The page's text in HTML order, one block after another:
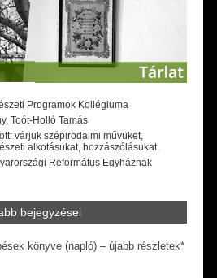
Programok Kollégiuma
Toót-Holló Tamás
várjuk szépirodalmi művüket,
alkotásukat, hozzászólásukat.
Református Egyháznak
bejegyzései
könyve (napló) – újabb részletek*